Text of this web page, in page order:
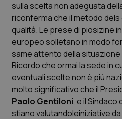
Studi e Analisi
Lettere al direttore
Edizioni Regionali
QS Pro
Professionisti Sanitari.AI
sulla scelta non adeguata
riconferma che il metodo
qualità. Le prese di piosizine
europeo solletano in modo
same attento della situazione
Ricordo che ormai la sede in
eventuali scelte non è più
molto significativo che il
Paolo Gentiloni, e il Sindaco
stiano valutandoleiniziative